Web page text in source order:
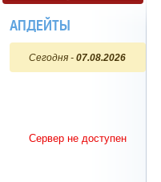
АПДЕЙТЫ
Сегодня -07.08.2026
Сервер не доступен